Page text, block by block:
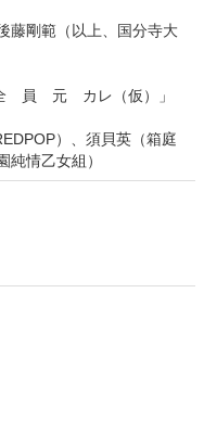
藤剛範（以上、国分寺大
員 元 カレ（仮）」
）、須貝英（箱庭
純情乙女組）